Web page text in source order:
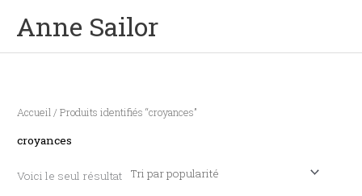
Anne Sailor
Accueil/ Produits identifiés “croyances”
croyances
Voici le seul résultat